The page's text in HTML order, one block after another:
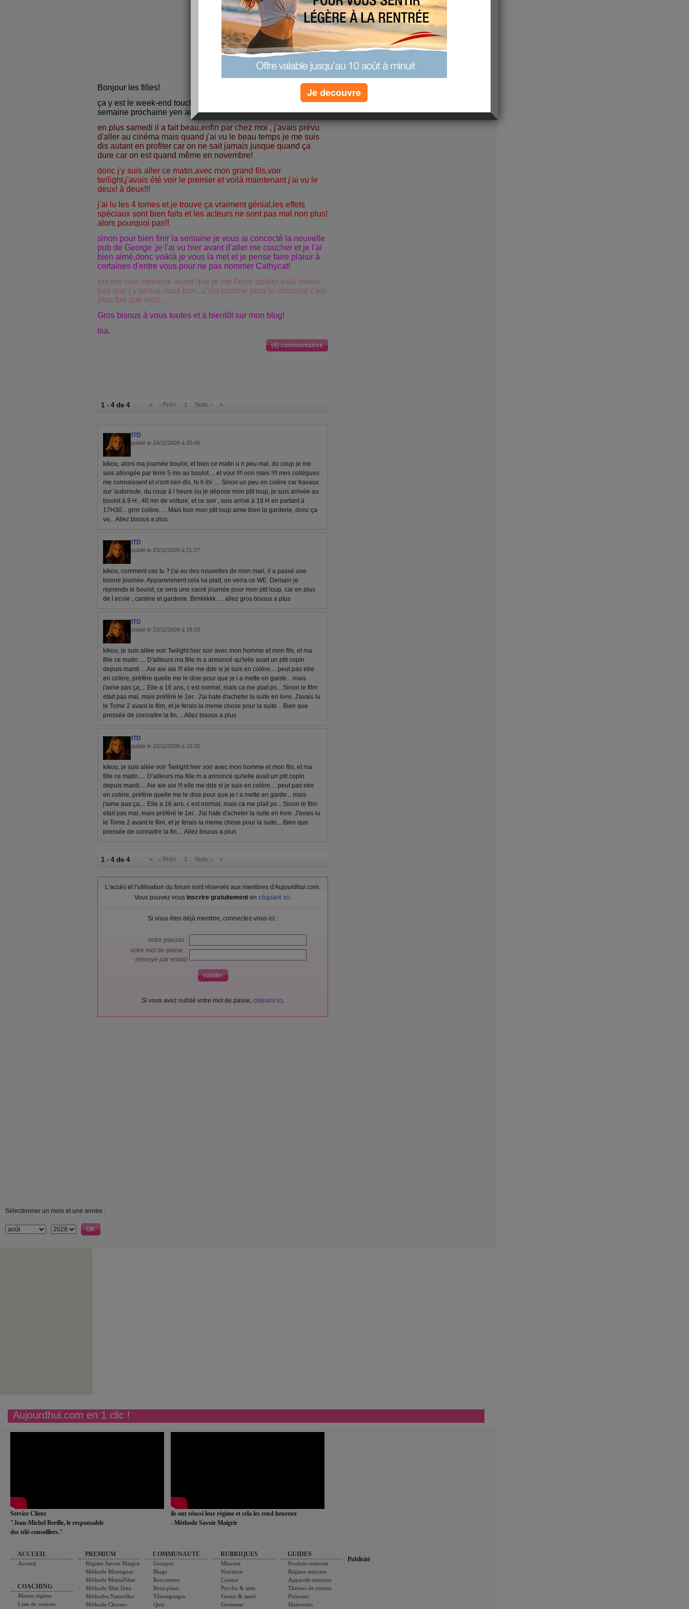
Bonjour les filles!
ça y est le week-end touche à sa fin,mais ce n'est pas grave la
semaine prochaine yen aura un autre!!
en plus samedi il a fait beau,enfin par chez moi , j'avais prévu
d'aller au cinéma mais quand j'ai vu le beau temps je me suis
dis autant en profiter car on ne sait jamais jusque quand ça
dure car on est quand même en novembre!
donc j'y suis aller ce matin,avec mon grand fils,voir
twilight,j'avais été voir le premier et voilà maintenant j'ai vu le
deux! à deux!!!
j'ai lu les 4 tomes et je trouve ça vraiment génial,les effets
spéciaux sont bien faits et les acteurs ne sont pas mal non plus!
alors pourquoi pas!!
sinon pour bien finir la semaine je vous ai concocté la nouvelle
pub de George ,je l'ai vu hier avant d'aller me coucher et je l'ai
bien aimé,donc voiklà je vous la met et je pense faire plaisir à
certaines d'entre vous pour ne pas nommer Cathycat!
encore une semaine avant que je me fasse opérer,vaut mieux
pas que j'y pense mais bon...c'est comme pour le chocolat c'est
plus fort que moi!...
Gros bisous à vous toutes et à bientôt sur mon blog!
Isa.
(4) commentaires
1 - 4 de 4 « ‹ Préc. 1 Suiv. › »
ITD
publié le 24/11/2009 à 20:40
kikou, alors ma journée boulot, et bien ce matin u n peu mal, du coup je me
suis allongée par terre 5 mn au boulot.... et voui !!!! non mais !!!! mes collègues
me connaissent et n'ont rien dis. hi h ihi .... Sinon un peu en colère car travaux
sur 'autoroute, du coup à l heure ou je dépose mon ptit loup, je suis arrivée au
boulot à 9 H , 40 mn de voiture, et ce soir , suis arrivé à 18 H en partant à
17H30... grrrr colère..... Mais bon mon ptit loup aime bien la garderie, donc ça
va... Allez bisous a plus
ITD
publié le 23/11/2009 à 21:27
kikou, comment vas tu ? j'ai eu des nouvelles de mon mari, il a passé une
bonne journée. Apparemment cela lui plait, on verra ce WE. Demain je
reprends le boulot, ce sera une sacré journée pour mon ptit loup, car en plus
de l ecole , cantine et garderie. Brrrkkkkk..... allez gros bisous a plus
ITD
publié le 22/11/2009 à 18:33
kikou, je suis allée voir Twilight hier soir avec mon homme et mon fils, et ma
fille ce matin..... D'ailleurs ma fille m a annoncé qu'lelle avait un ptit copin
depuis mardi.... Aie aie aie !!! elle me dde si je suis en colère.... peut pas etre
en colère, prèfère quelle me le dise pour que je l a mette en garde... mais
j'aime pas ça;... Elle a 16 ans, c est normal, mais ca me plait ps... Sinon le film
etait pas mal, mais préféré le 1er.. J'ai hate d'acheter la suite en livre. J'avais lu
le Tome 2 avant le film, et je ferais la meme chose pour la suite... Bien que
pressée de connaitre la fin.... Allez bisous a plus
ITD
publié le 22/11/2009 à 18:33
kikou, je suis allée voir Twilight hier soir avec mon homme et mon fils, et ma
fille ce matin..... D'ailleurs ma fille m a annoncé qu'lelle avait un ptit copin
depuis mardi.... Aie aie aie !!! elle me dde si je suis en colère.... peut pas etre
en colère, prèfère quelle me le dise pour que je l a mette en garde... mais
j'aime pas ça;... Elle a 16 ans, c est normal, mais ca me plait ps... Sinon le film
etait pas mal, mais préféré le 1er.. J'ai hate d'acheter la suite en livre. J'avais lu
le Tome 2 avant le film, et je ferais la meme chose pour la suite... Bien que
pressée de connaitre la fin.... Allez bisous a plus
1 - 4 de 4 « ‹ Préc. 1 Suiv. › »
L’accès et l’utilisation du forum sont réservés aux membres d'Aujourdhui.com.
Vous pouvez vous inscrire gratuitementen cliquant ici.
Si vous êtes déjà membre, connectez-vous ici :
votre pseudo :
votre mot de passe :
(envoyé par email)
Si vous avez oublié votre mot de passe, cliquant ici.
Sélectionner un mois et une année :
Aujourdhui.com en 1 clic !
Service Client
"Jean-Michel Berille, le responsable
des télé-conseillers."
ils ont réussi leur régime et cela les rend heureux
- Méthode Savoir Maigrir
ACCUEIL
Accueil
COACHING
Menus régime
Liste de courses
PREMIUM
Régime Savoir Maigrir
Méthode Montignac
Méthode MentalSlim
Méthode Slim Data
Méthodes Naturelles
Méthode Chrono-
COMMUNAUTÉ
Groupes
Blogs
Rencontres
Bons plans
Témoignages
Quiz
RUBRIQUES
Minceur
Nutrition
Cuisine
Psycho & tests
Forme & santé
Grossesse
GUIDES
Produits minceur
Régime minceur
Appareils minceur
Thèmes de cuisine
Prénoms
Maternités
Publicité
Je decouvre